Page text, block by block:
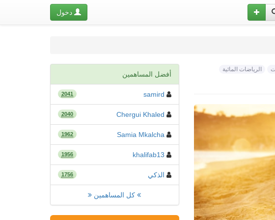
دخول
الرياضات المائية
أفضل المساهمين
samird
2041
Chergui Khaled
2040
Samia Mkalcha
1962
khalifab13
1956
الذكي 1756
كل المساهمين